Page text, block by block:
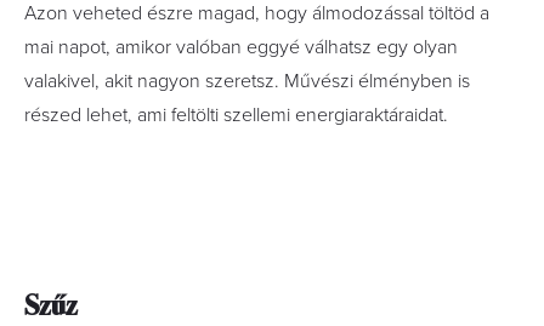
Azon veheted észre magad, hogy álmodozással töltöd a
mai napot, amikor valóban eggyé válhatsz egy olyan
valakivel, akit nagyon szeretsz. Művészi élményben is
részed lehet, ami feltölti szellemi energiaraktáraidat.
Szűz